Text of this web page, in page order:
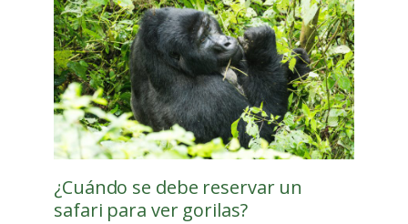
¿Cuándo se debe reservar un
safari para ver gorilas?